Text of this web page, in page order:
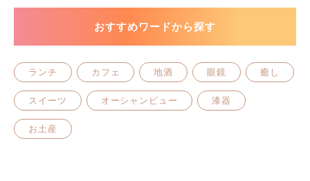
おすすめワードから探す
ランチ カフェ 地酒 眼鏡 癒し
スイーツ オーシャンビュー 漆器
お土産